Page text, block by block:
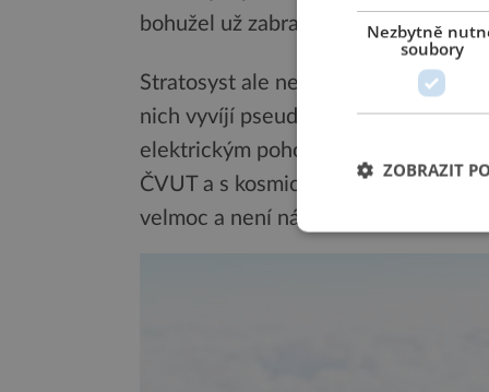
bohužel už zabraný….
Stratosyst ale nejsou jedinou
nich vyvíjí pseudodružice i start-up
elektrickým pohonem. Jeho tvůrci
ČVUT a s kosmickým inkubátorem
velmoc a není náhoda, že oba
Nezbytně
soubory
ZOBRAZIT